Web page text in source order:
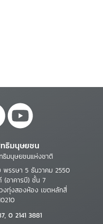
ธิมนุษยชน
ธิมนุษยชนแห่งชาติ
พรรษา 5 ธันวาคม 2550
(อาคารบี) ชั้น 7
งทุ่งสองห้อง เขตหลักสี่
0 2141 3881